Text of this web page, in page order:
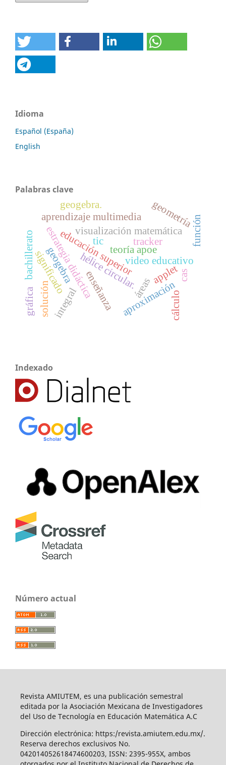
Idioma
Español (España)
English
Palabras clave
educación superior
estrategia didáctica
geogebrahélice circular.video educativo
aprendizaje multimedia
áreas
visualización matemática
aproximación
enseñanza
significado
bachillerato
integral
función
solución cálculo
teoría apoe
gráfica
geometría
geogebra.
appletcas
tic tracker
Indexado
Número actual
Revista AMIUTEM, es una publicación semestral
editada por la Asociación Mexicana de Investigadores
del Uso de Tecnología en Educación Matemática A.C
Dirección electrónica: https:/revista.amiutem.edu.mx/.
Reserva derechos exclusivos No.
042014052618474600203, ISSN: 2395-955X, ambos